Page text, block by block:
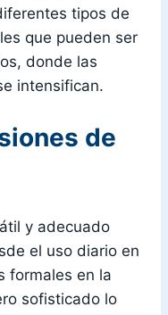
tipos de
que pueden ser
donde las
intensifican.
de
y adecuado
el uso diario en
formales en la
sofisticado lo